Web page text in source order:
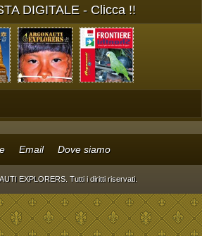
DIGITALE - Clicca !!
Email Dove siamo
EXPLORERS. Tutti i diritti riservati.